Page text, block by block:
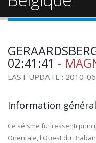
02:41:41 -
LAST UPDATE : 2010-
Information
Ce séisme fut ressenti
Orientale, l'Ouest du